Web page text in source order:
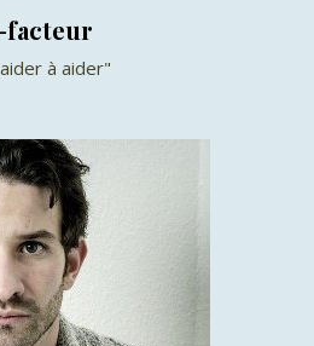
facteur
à aider"